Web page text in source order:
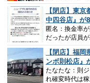
【閉店】東
中四谷店』が
匿名：換金率
だったが店員
【閉店】福
ンボ則松店』
たなたな：則
れ確変時代は